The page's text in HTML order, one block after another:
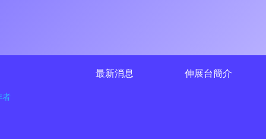
者
最新消息 伸展台簡介